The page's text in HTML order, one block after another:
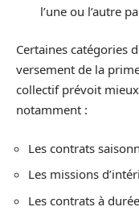
l’une ou l’autre
Certaines catégories
versement de la
collectif prévoit
notamment :
Les contrats
Les missions
Les contrats à